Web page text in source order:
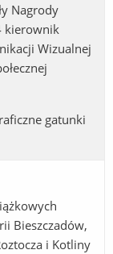
Nagrody
kierownik
Wizualnej
gatunki
Bieszczadów,
i Kotliny